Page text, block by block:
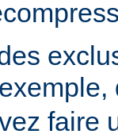
faire